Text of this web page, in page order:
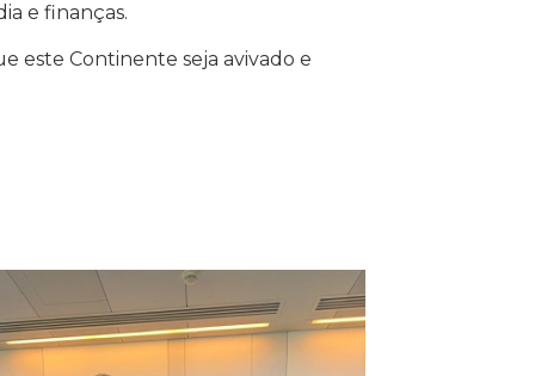
e finanças.
este Continente seja avivado e